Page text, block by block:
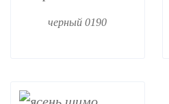
черный 0190